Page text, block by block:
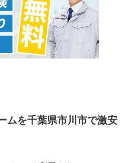
ムを千葉県市川市で激安